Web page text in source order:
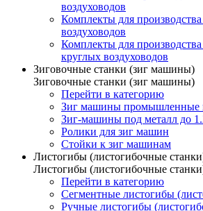
воздуховодов
Комплекты для
воздуховодов
Комплекты для
круглых воздуховодов
Зиговочные станки (зиг машины)
Зиговочные станки (зиг машины)
Перейти в категорию
Зиг машины промышленные
Зиг-машины под металл до
Ролики для зиг машин
Стойки к зиг машинам
Листогибы (листогибочные
Листогибы (листогибочные
Перейти в категорию
Сегментные листогибы
Ручные листогибы